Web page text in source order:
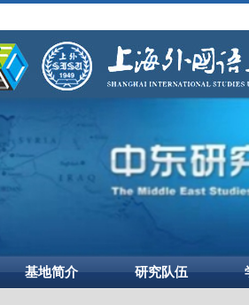
基地简介 研究队伍